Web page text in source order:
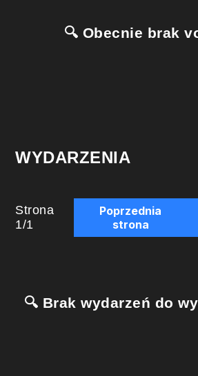
🔍 Obecnie brak
WYDARZENIA
Strona
1/1
Poprzednia
strona
🔍 Brak wydarzeń do